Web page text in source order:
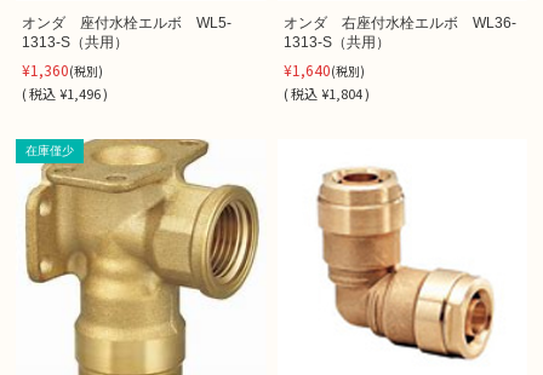
オンダ 座付水栓エルボ WL5-
1313-S（共用）
¥1,360(税別)
(税込¥1,496 )
オンダ 右座付水栓エルボ WL36-
1313-S（共用）
¥1,640(税別)
(税込 ¥1,804 )
在庫僅少